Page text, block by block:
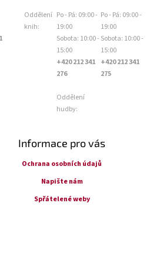
Oddělení
knih:
Po - Pá: 09:00 -
19:00
Sobota: 10:00 -
15:00
+420 212 341
276
Oddělení
hudby:
Po - Pá: 09:00 -
19:00
Sobota: 10:00 -
15:00
+420 212 341
275
Informace pro vás
Ochrana osobních údajů
Napište nám
Spřátelené weby